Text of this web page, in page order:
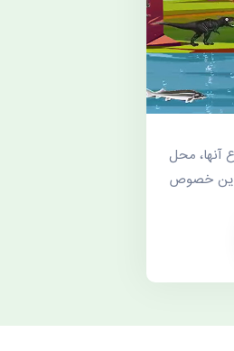
آنها، محل
این خصوص